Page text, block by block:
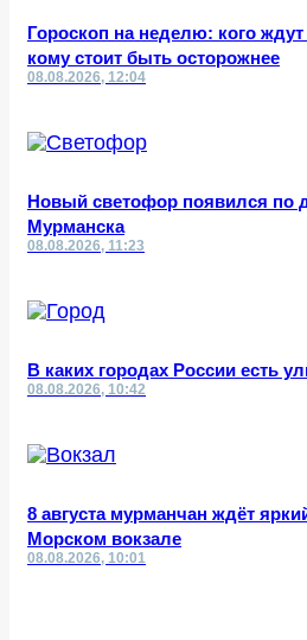
Гороскоп на неделю: кого
кому стоит быть осторожнее
08.08.2026, 12:04
Новый светофор появился по
Мурманска
08.08.2026, 11:23
В каких городах России есть
08.08.2026, 10:42
8 августа мурманчан ждёт
Морском вокзале
08.08.2026, 10:01